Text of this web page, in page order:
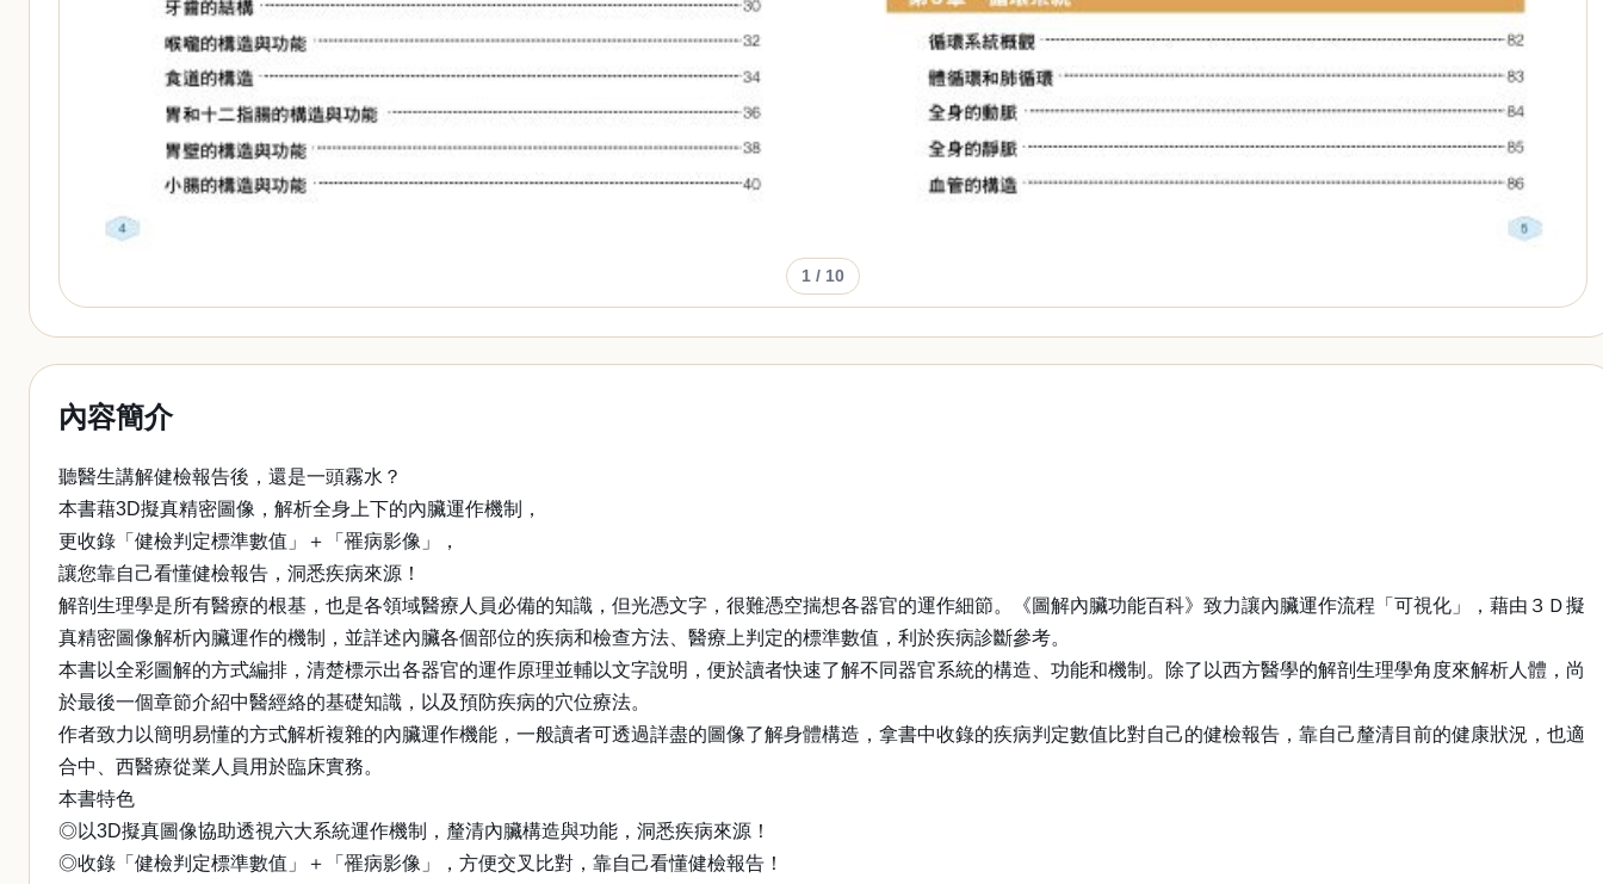
1 / 10
內容簡介
聽醫生講解健檢報告後，還是一頭霧水？
本書藉3D擬真精密圖像，解析全身上下的內臟運作機制，
更收錄「健檢判定標準數值」＋「罹病影像」，
讓您靠自己看懂健檢報告，洞悉疾病來源！
解剖生理學是所有醫療的根基，也是各領域醫療人員必備的知識，但光憑文字，很難憑空揣想各器官的運作細節。《圖解內臟功能百科》致力讓內臟運作流程「可視化」，藉由３Ｄ擬
真精密圖像解析內臟運作的機制，並詳述內臟各個部位的疾病和檢查方法、醫療上判定的標準數值，利於疾病診斷參考。
本書以全彩圖解的方式編排，清楚標示出各器官的運作原理並輔以文字說明，便於讀者快速了解不同器官系統的構造、功能和機制。除了以西方醫學的解剖生理學角度來解析人體，尚
於最後一個章節介紹中醫經絡的基礎知識，以及預防疾病的穴位療法。
作者致力以簡明易懂的方式解析複雜的內臟運作機能，一般讀者可透過詳盡的圖像了解身體構造，拿書中收錄的疾病判定數值比對自己的健檢報告，靠自己釐清目前的健康狀況，也適
合中、西醫療從業人員用於臨床實務。
本書特色
◎以3D擬真圖像協助透視六大系統運作機制，釐清內臟構造與功能，洞悉疾病來源！
◎收錄「健檢判定標準數值」＋「罹病影像」，方便交叉比對，靠自己看懂健檢報告！